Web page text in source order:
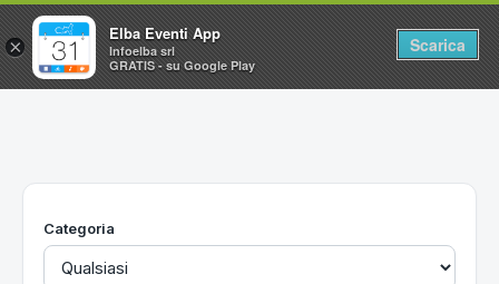
Home
Utilità
Categoria
×
Elba Eventi App
Infoelba srl
GRATIS - su Google Play
Scarica